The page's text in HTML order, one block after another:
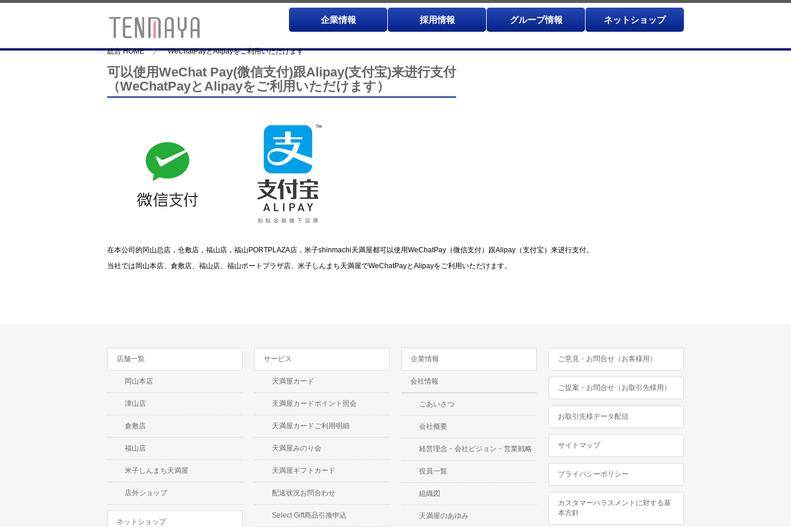
企業情報 採用情報 グループ情報 ネットショップ
総合 HOME WeChatPayとAlipayをご利用いただけます
可以使用WeChat Pay(微信支付)跟Alipay(支付宝)来进行支付
（WeChatPayとAlipayをご利用いただけます）
在本公司的冈山总店，仓敷店，福山店，福山PORTPLAZA店，米子shinmachi天満屋都可以使用WeChatPay（微信支付）跟Alipay（支付宝）来进行支付。
当社では岡山本店、倉敷店、福山店、福山ポートプラザ店、米子しんまち天満屋でWeChatPayとAlipayをご利用いただけます。
店舗一覧
岡山本店
津山店
倉敷店
福山店
米子しんまち天満屋
店外ショップ
ネットショップ
サービス
天満屋カード
天満屋カードポイント照会
天満屋カードご利用明細
天満屋みのり会
天満屋ギフトカード
配送状況お問合わせ
Select Gift商品引換申込
企業情報
会社情報
ごあいさつ
会社概要
経営理念・会社ビジョン・営業戦略
役員一覧
組織図
天満屋のあゆみ
ご意見・お問合せ（お客様用）
ご提案・お問合せ（お取引先様用）
お取引先様データ配信
サイトマップ
プライバシーポリシー
カスタマーハラスメントに対する基
本方針